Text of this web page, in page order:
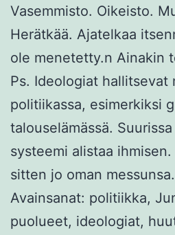
Vasemmisto. Oikeisto.
Herätkää. Ajatelkaa
ole menetetty.n Ainakin
Ps. Ideologiat hallitsevat
politiikassa, esimerkiksi
talouselämässä.
systeemi alistaa
sitten jo oman messunsa.
Avainsanat: politiikka,
puolueet, ideologiat,